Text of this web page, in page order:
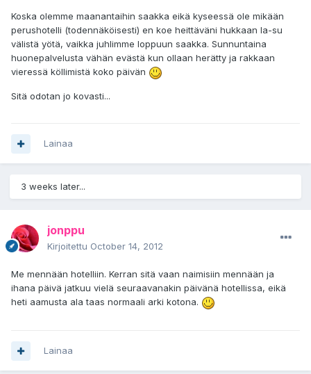
Koska olemme maanantaihin saakka eikä kyseessä ole mikään
perushotelli (todennäköisesti) en koe heittäväni hukkaan la-su
välistä yötä, vaikka juhlimme loppuun saakka. Sunnuntaina
huonepalvelusta vähän evästä kun ollaan herätty ja rakkaan
vieressä köllimistä koko päivän
Sitä odotan jo kovasti...
Lainaa
3 weeks later...
jonppu
Kirjoitettu October 14, 2012
Me mennään hotelliin. Kerran sitä vaan naimisiin mennään ja
ihana päivä jatkuu vielä seuraavanakin päivänä hotellissa, eikä
heti aamusta ala taas normaali arki kotona.
Lainaa